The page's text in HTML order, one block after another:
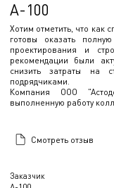
Заказчик
А-100
Хотим отметить, что как
готовы оказать
проектирования и
рекомендации были
снизить затраты на
подрядчиками.
Компания ООО
выполненную работу
Смотреть отзыв